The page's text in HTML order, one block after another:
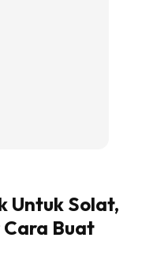
Untuk Solat,
Cara Buat